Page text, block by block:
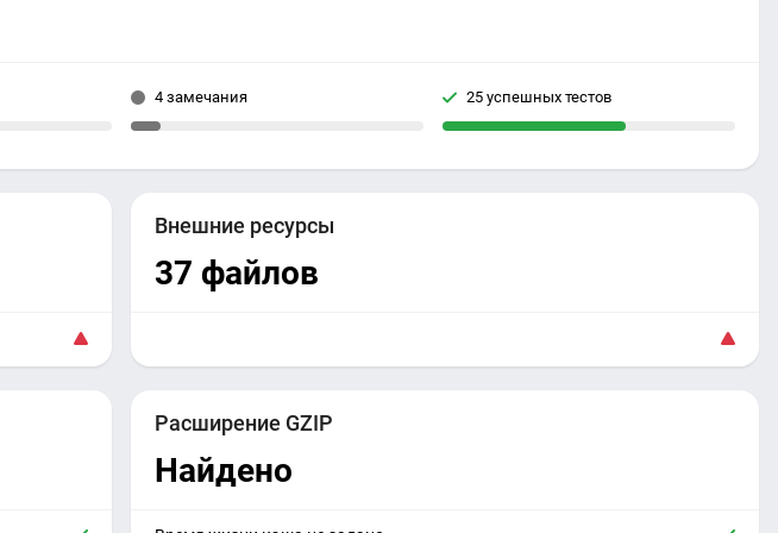
4 замечания 25 успешных тестов
Внешние ресурсы
37 файлов
Расширение GZIP
Найдено